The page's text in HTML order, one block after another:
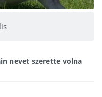
nevet szerette volna